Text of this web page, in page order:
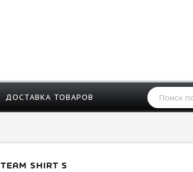
ДОСТАВКА ТОВАРОВ
TEAM SHIRT S